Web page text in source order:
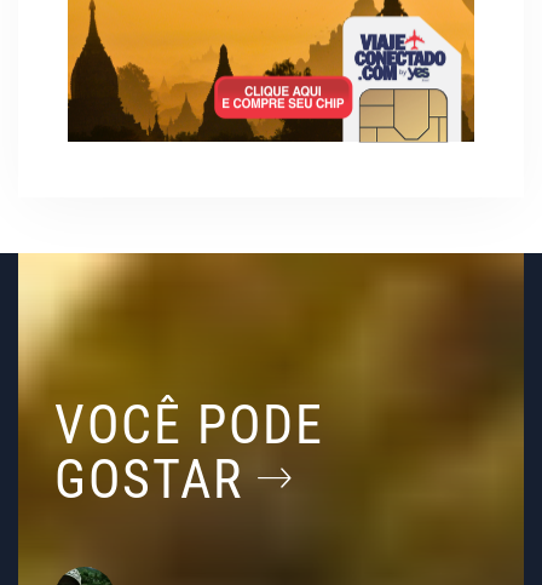
VOCÊ PODE
GOSTAR